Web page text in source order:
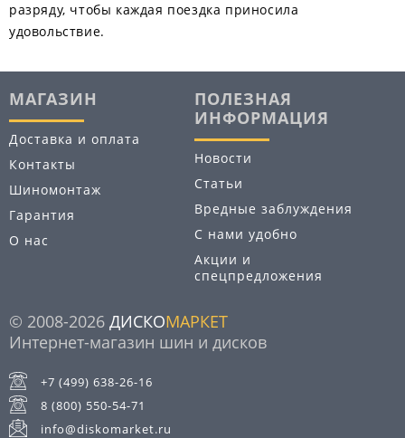
разряду, чтобы каждая поездка приносила
удовольствие.
МАГАЗИН
Доставка и оплата
Контакты
Шиномонтаж
Гарантия
О нас
ПОЛЕЗНАЯ
ИНФОРМАЦИЯ
Новости
Статьи
Вредные заблуждения
С нами удобно
Акции и
спецпредложения
© 2008-2026 ДИСКОМАРКЕТ
Интернет-магазин шин и дисков
+7 (499) 638-26-16
8 (800) 550-54-71
info@diskomarket.ru